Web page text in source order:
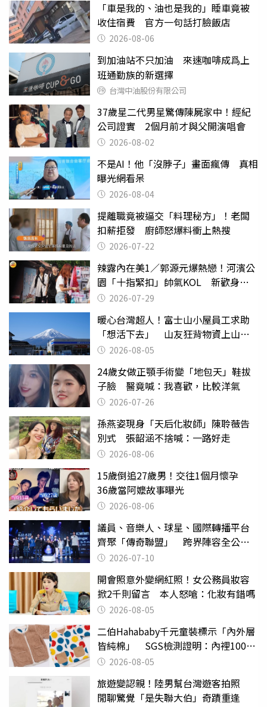
「車是我的、油也是我的」睡車竟被
收住宿費 官方一句話打臉飯店
2026-08-06
到加油站不只加油 來速咖啡成爲上
班通勤族的新選擇
台灣中油股份有限公司
37歲星二代男星驚傳陳屍家中！經紀
公司證實 2個月前才與父開演唱會
2026-08-02
不是AI！他「沒脖子」畫面瘋傳 真相
曝光網看呆
2026-08-04
提離職竟被逼交「料理秘方」！老闆
扣薪拒發 廚師怒爆料衝上熱搜
2026-07-22
辣露內在美1／郭源元爆熱戀！河濱公
園「十指緊扣」帥氣KOL 新歡身份
曝光2026-07-29
暖心台灣超人！富士山小屋員工求助
「想活下去」 山友狂背物資上山：
台灣真的是寶島
2026-08-05
24歲女做正顎手術變「地包天」鞋拔
子臉 醫竟喊：我喜歡，比較洋氣
2026-07-26
孫燕姿現身「天后化妝師」陳聆薇告
別式 張韶涵不捨喊：一路好走
2026-08-06
15歲倒追27歲男！交往1個月懷孕
36歲當阿嬤故事曝光
2026-08-06
議員、音樂人、球星、國際轉播平台
齊聚「傳奇聯盟」 跨界陣容全公
開 劍指亞洲新傳奇聯賽
2026-07-10
開會照意外變網紅照！女公務員妝容
掀2千則留言 本人怒嗆：化妝有錯嗎
2026-08-05
二伯Hahababy千元童裝標示「內外層
皆純棉」 SGS檢測證明：內裡100%
聚酯纖維
2026-08-05
旅遊變認親！陸男幫台灣遊客拍照
閒聊驚覺「是失聯大伯」奇蹟重逢